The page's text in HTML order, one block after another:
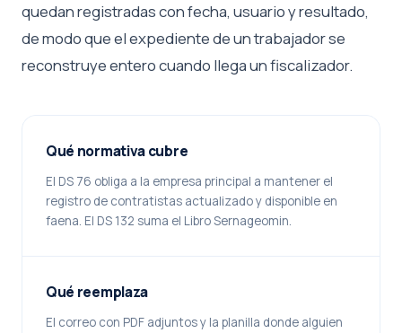
quedan registradas con fecha, usuario y resultado,
de modo que el expediente de un trabajador se
reconstruye entero cuando llega un fiscalizador.
Qué normativa cubre
El DS 76 obliga a la empresa principal a mantener el
registro de contratistas actualizado y disponible en
faena. El DS 132 suma el Libro Sernageomin.
Qué reemplaza
El correo con PDF adjuntos y la planilla donde alguien